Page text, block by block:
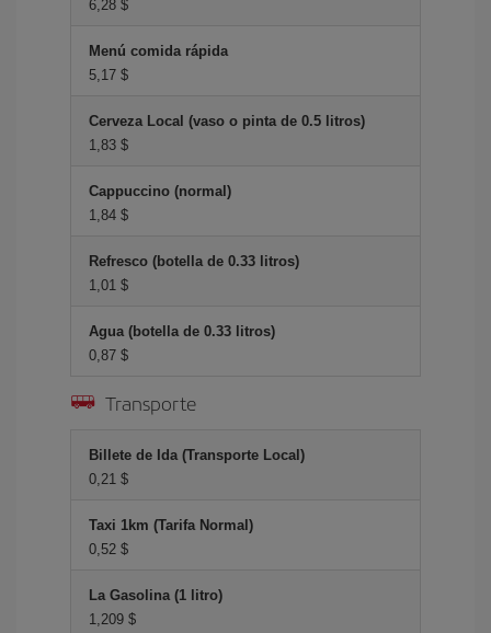
6,28 $
Menú comida rápida
5,17 $
Cerveza Local (vaso o pinta de 0.5 litros)
1,83 $
Cappuccino (normal)
1,84 $
Refresco (botella de 0.33 litros)
1,01 $
Agua (botella de 0.33 litros)
0,87 $
Transporte
Billete de Ida (Transporte Local)
0,21 $
Taxi 1km (Tarifa Normal)
0,52 $
La Gasolina (1 litro)
1,209 $